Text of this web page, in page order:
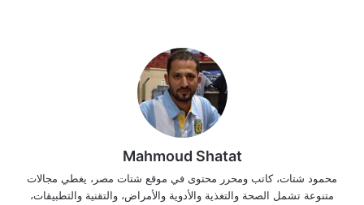
Mahmoud Shatat
محمود شتات، كاتب ومحرر محتوى في موقع شتات مصر، يغطي مجالات
متنوعة تشمل الصحة والتغذية والأدوية والأمراض، والتقنية والتطبيقات،